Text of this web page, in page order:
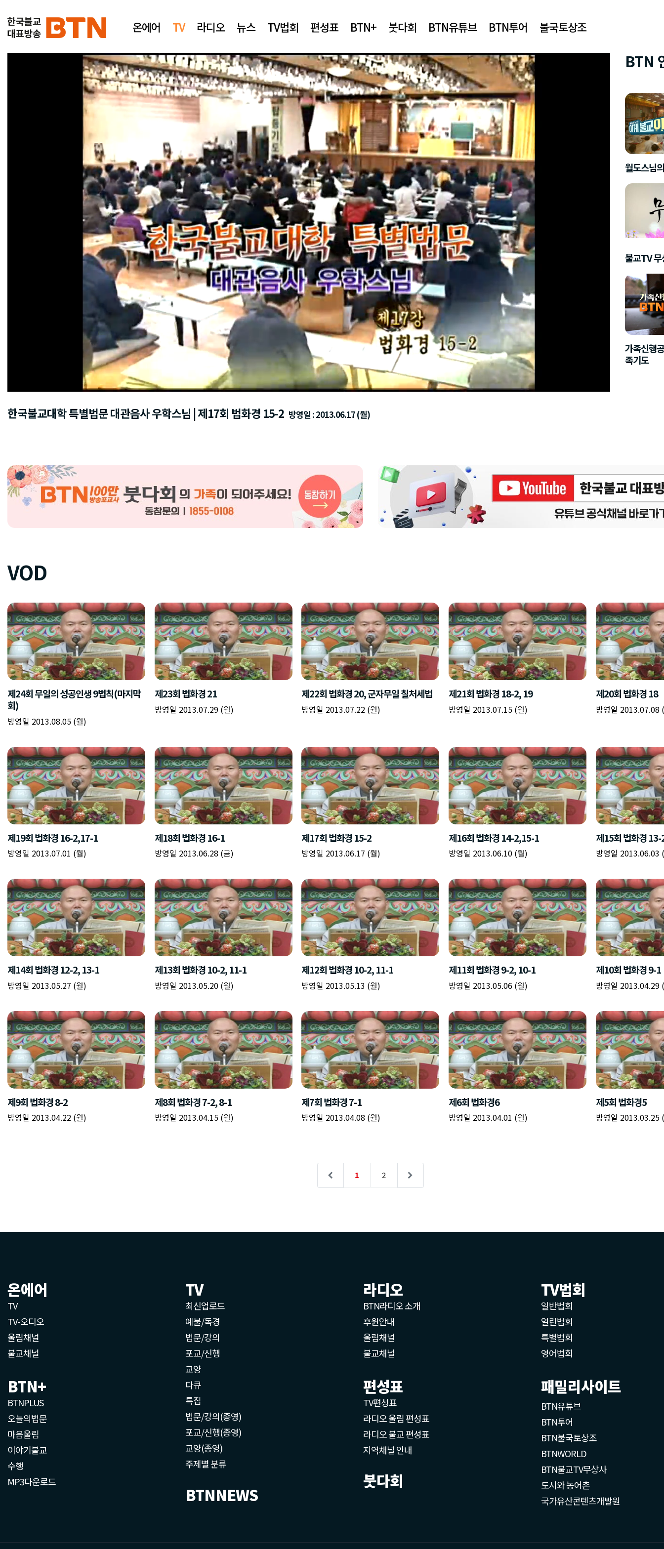
온에어 TV 라디오 뉴스 TV법회 편성표 BTN+ 붓다회 BTN유튜브 BTN투어 불국토상조
책
갈
피
입
력
이름
시간
확인
닫기
구
간
반
복
입
력
이름
시작시간
종료시간
확인
닫기
플
레
이
리
스
트
추
가
이름
주소
이미지
확인
닫기
BTN
월도스님
불교TV
가족신행
족기도
한국불교대학 특별법문 대관음사 우학스님 | 제17회 법화경 15-2 방영일 : 2013.06.17 (월)
온에어
TV
TV-오디오
울림채널
불교채널
BTN+
BTNPLUS
오늘의법문
마음울림
이야기불교
수행
MP3다운로드
TV
최신업로드
예불/독경
법문/강의
포교/신행
교양
다큐
특집
법문/강의(종영)
포교/신행(종영)
교양(종영)
주제별 분류
BTNNEWS
라디오
BTN라디오 소개
후원안내
울림채널
불교채널
편성표
TV편성표
라디오 울림 편성표
라디오 불교 편성표
지역채널 안내
붓다회
TV법회
일반법회
열린법회
특별법회
영어법회
패밀리사이트
BTN유튜브
BTN투어
BTN불국토상조
BTNWORLD
BTN불교TV무상사
도시와 농어촌
국가유산콘텐츠개발원